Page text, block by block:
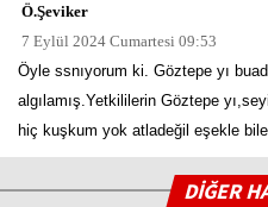
Ö.Şeviker
7 Eylül 2024 Cumartesi 09:53
Öyle ssnıyorum ki. Göztepe yı
algılamış.Yetkililerin Göztepe
hiç kuşkum yok atladeğil eşekle bile
DİĞER